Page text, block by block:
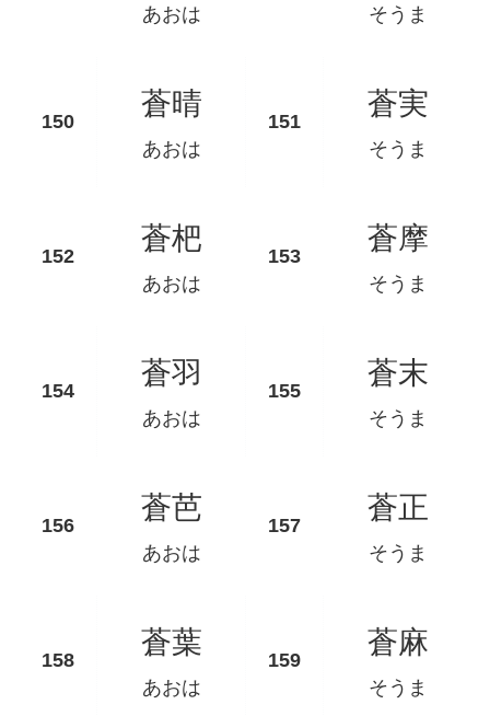
あおは そうま
蒼晴
あおは
蒼実
そうま
蒼杷
あおは
蒼摩
そうま
蒼羽
あおは
蒼末
そうま
蒼芭
あおは
蒼正
そうま
蒼葉
あおは
蒼麻
そうま